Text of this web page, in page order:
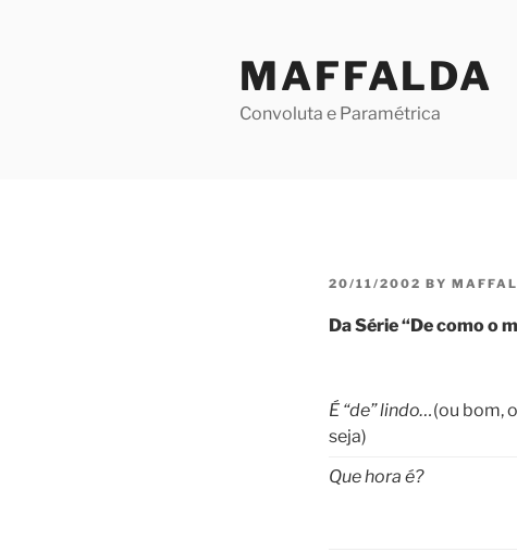
MAFFALDA
Convoluta e Paramétrica
POSTED
20/11/2002 BY
Da Série “De como o
É “de” lindo…(ou bom,
seja)
Que hora é?